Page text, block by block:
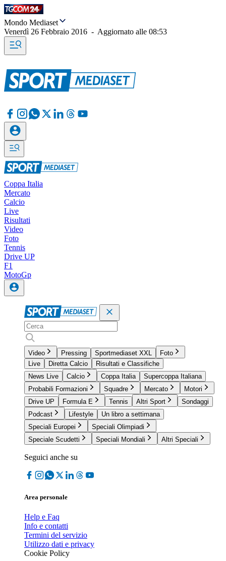
Mondo Mediaset
Venerdì 26 Febbraio 2016 - Aggiornato alle 08:53
Coppa Italia
Mercato
Calcio
Live
Risultati
Video
Foto
Tennis
Drive UP
F1
MotoGp
Video Pressing Sportmediaset XXL
Foto
Live
Diretta Calcio
Risultati e Classifiche
News Live
Calcio Coppa Italia
Supercoppa Italiana
Probabili Formazioni
Squadre Mercato
Motori
Drive UP
Formula E Tennis Altri Sport
Sondaggi
Podcast
Lifestyle
Un libro a settimana
Speciali Europei
Speciali Olimpiadi
Speciale Scudetti
Speciali Mondiali Altri Speciali
Seguici anche su
Area personale
Help e Faq
Info e contatti
Termini del servizio
Utilizzo dati e privacy
Cookie Policy